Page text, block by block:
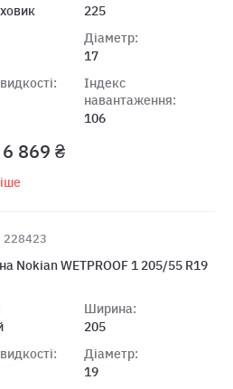
225
Діаметр:
17
Індекс
навантаження:
106
6 869 ₴
228423
Nokian WETPROOF 1 205/55 R19
Ширина:
205
Діаметр:
19